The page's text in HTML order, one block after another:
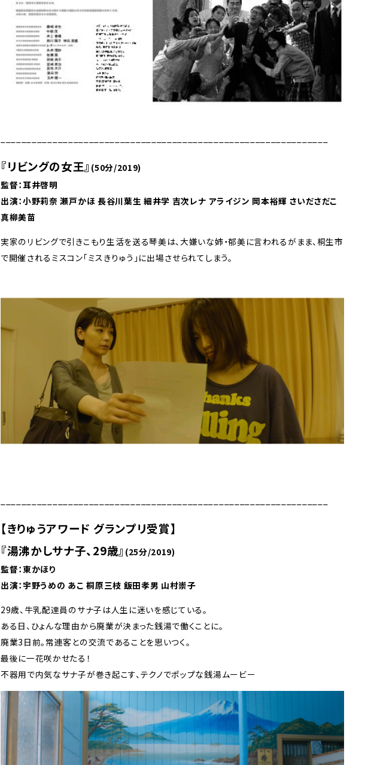
『リビングの女王』 (50分/2019)
監督：耳井啓明
出演：小野莉奈 瀬戸かほ 長谷川葉生 細井学 吉次レナ アライジン 岡本裕輝 さいださだこ
真柳美苗
実家のリビングで引きこもり生活を送る琴美は、大嫌いな姉・郁美に言われるがまま、桐生市
で開催されるミスコン「ミスきりゅう」に出場させられてしまう。
【きりゅうアワード グランプリ受賞】
『湯沸かしサナ子、29歳』 (25分/2019)
監督：東かほり
出演：宇野うめの あこ 桐原三枝 飯田孝男 山村崇子
29歳、牛乳配達員のサナ子は人生に迷いを感じている。
ある日、ひょんな理由から廃業が決まった銭湯で働くことに。
廃業3日前。常連客との交流であることを思いつく。
最後に一花咲かせたる！
不器用で内気なサナ子が巻き起こす、テクノでポップな銭湯ムービー